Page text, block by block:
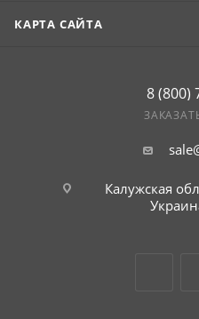
КАРТА САЙТА
8 (800)
Калужская